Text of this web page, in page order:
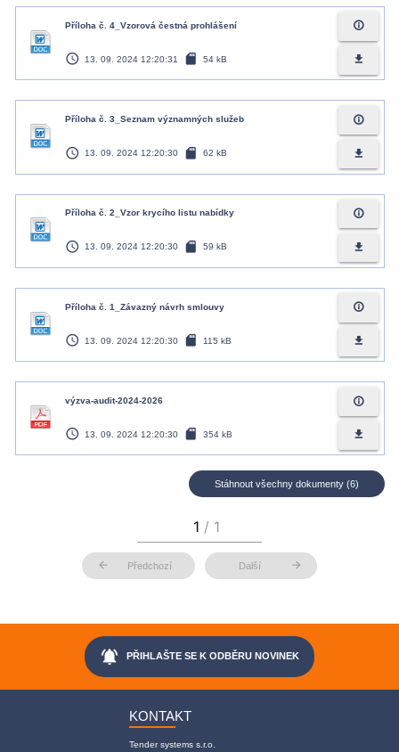
Příloha č. 4_Vzorová čestná prohlášení
access_time 13. 09. 2024 12:20:31 sd_card 54 kB
info_outline
file_download
Příloha č. 3_Seznam významných služeb
access_time 13. 09. 2024 12:20:30 sd_card 62 kB
info_outline
file_download
Příloha č. 2_Vzor krycího listu nabídky
access_time 13. 09. 2024 12:20:30 sd_card 59 kB
info_outline
file_download
Příloha č. 1_Závazný návrh smlouvy
access_time 13. 09. 2024 12:20:30 sd_card 115 kB
info_outline
file_download
výzva-audit-2024-2026
access_time 13. 09. 2024 12:20:30 sd_card 354 kB
info_outline
file_download
Stáhnout všechny dokumenty (6)
arrow_back Předchozí Další arrow_forward
notifications_active PŘIHLAŠTE SE K ODBĚRU NOVINEK
KONTAKT
Tender systems s.r.o.